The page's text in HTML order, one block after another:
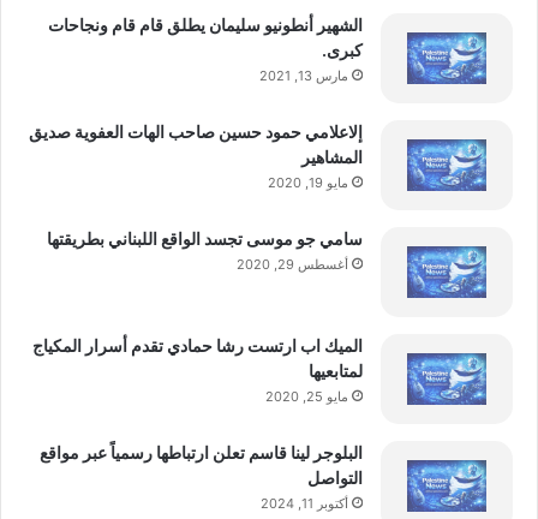
تصميم آيفون 18 كشف عنه المسرب ون
ألوان جديدة
وتخطط “أبل”، وفق التسريبات، لطرح ثلاثة
ألوان جديدة لسلسلة آيفون 18 برو:
مركز دراسات بريطاني يدعو
لرفع ضريبة الدخل إلى 52%
الشهير أنطونيو سليمان يطلق قام قام ونجاحات
كبرى.
مارس 13, 2021
إلاعلامي حمود حسين صاحب الهات العفوية صديق
المشاهير
مايو 19, 2020
سامي جو موسى تجسد الواقع اللبناني بطريقتها
أغسطس 29, 2020
الميك اب ارتست رشا حمادي تقدم أسرار المكياج
لمتابعيها
مايو 25, 2020
البلوجر لينا قاسم تعلن ارتباطها رسمياً عبر مواقع
التواصل
أكتوبر 11, 2024